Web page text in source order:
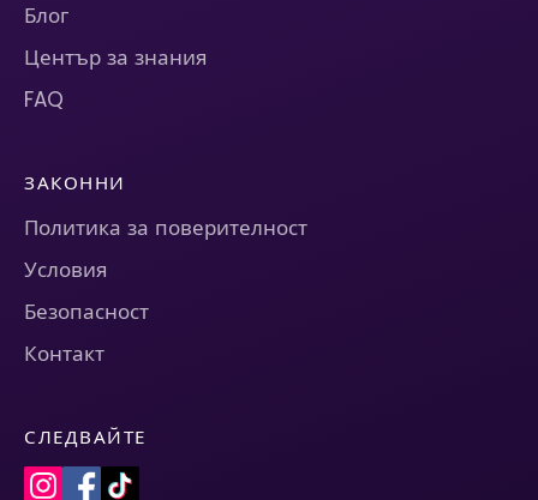
Блог
Център за знания
FAQ
ЗАКОННИ
Политика за поверителност
Условия
Безопасност
Контакт
СЛЕДВАЙТЕ